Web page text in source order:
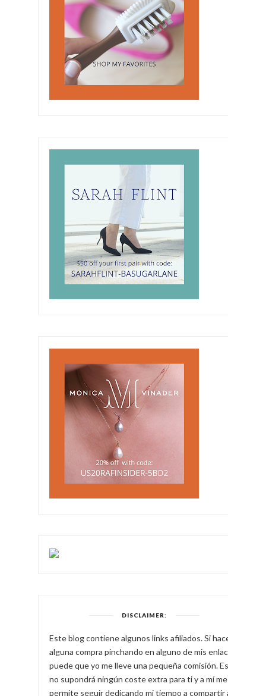
DISCLAIMER:
Este blog contiene algunos links afiliados. Si haces
alguna compra pinchando en alguno de mis enlaces,
puede que yo me lleve una pequeña comisión. Esto
no supondrá ningún coste extra para ti y a mí me
permite seguir dedicando mi tiempo a compartir a